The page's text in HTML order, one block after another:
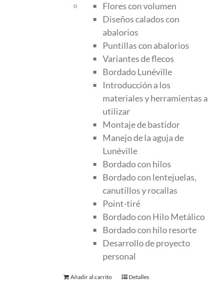
Flores con volumen
Diseños calados con
abalorios
Puntillas con abalorios
Variantes de flecos
Bordado Lunéville
Introducción a los
materiales y herramientas a
utilizar
Montaje de bastidor
Manejo de la aguja de
Lunéville
Bordado con hilos
Bordado con lentejuelas,
canutillos y rocallas
Point-tiré
Bordado con Hilo Metálico
Bordado con hilo resorte
Desarrollo de proyecto
personal
Añadir al carrito Detalles